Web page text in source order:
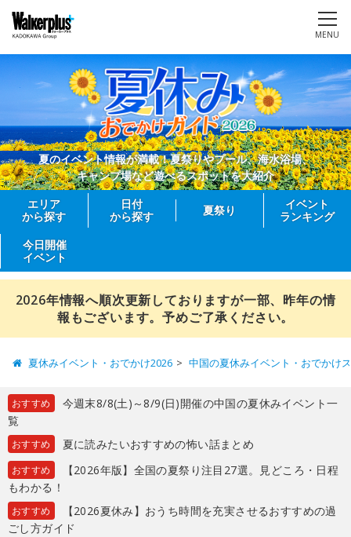
MENU
夏のイベント情報が満載！夏祭りやプール、海水浴場、
キャンプ場など遊べるスポットを大紹介
エリア
から探す
日付
から探す
夏祭り
イベント
ランキング
今日開催
イベント
2026年情報へ順次更新しておりますが一部、昨年の情
報もございます。予めご了承ください。
夏休みイベント・おでかけ2026 中国の夏休みイベント・おでかけ
おすすめ
今週末8/8(土)～8/9(日)開催の中国の夏休みイベント一
覧
おすすめ 夏に読みたいおすすめの怖い話まとめ
おすすめ
【2026年版】全国の夏祭り注目27選。見どころ・日程
もわかる！
おすすめ
【2026夏休み】おうち時間を充実させるおすすめの過
ごし方ガイド